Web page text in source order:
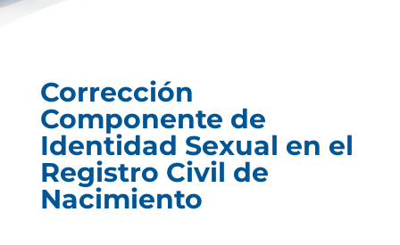
Corrección
Componente de
Identidad Sexual en el
Registro Civil de
Nacimiento